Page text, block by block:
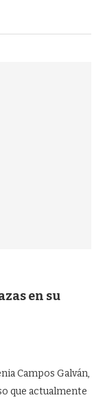
en su
Campos Galván,
que actualmente